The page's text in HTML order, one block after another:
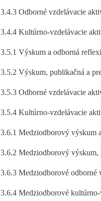
3.4.3 Odborné vzdelávacie
3.4.4 Kultúrno-vzdelávacie
3.5.1 Výskum a odborná
3.5.2 Výskum, publikačná a
3.5.3 Odborné vzdelávacie
3.5.4 Kultúrno-vzdelávacie
3.6.1 Medziodborový výskum
3.6.2 Medziodborový
3.6.3 Medziodborové odborné
3.6.4 Medziodborové